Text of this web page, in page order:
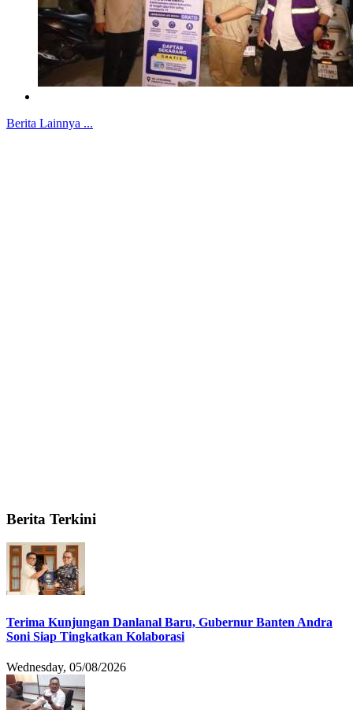
Berita Lainnya ...
Berita Terkini
Terima Kunjungan Danlanal Baru, Gubernur Banten Andra
Soni Siap Tingkatkan Kolaborasi
Wednesday, 05/08/2026